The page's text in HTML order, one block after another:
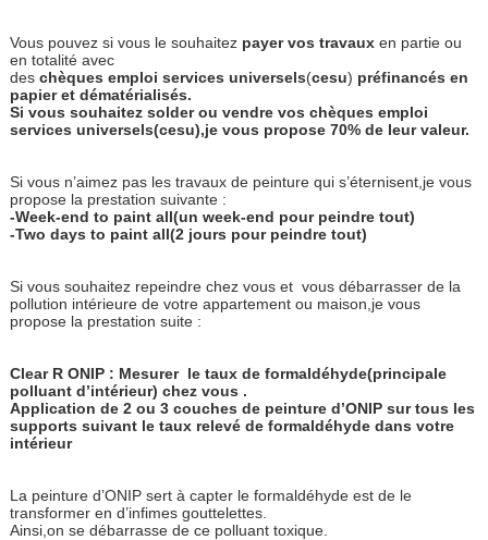
Vous pouvez si vous le souhaitez payer vos travauxen partie ou
en totalité avec
des chèques emploi services universels(cesu) préfinancés en
papier et dématérialisés.
Si vous souhaitez solder ou vendre vos chèques emploi
services universels(cesu),je vous propose 70% de leur valeur.
Si vous n’aimez pas les travaux de peinture qui s’éternisent,je vous
propose la prestation suivante :
-Week-end to paint all(un week-end pour peindre tout)
-Two days to paint all(2 jours pour peindre tout)
Si vous souhaitez repeindre chez vous et vous débarrasser de la
pollution intérieure de votre appartement ou maison,je vous
propose la prestation suite :
Clear R ONIP : Mesurer le taux de formaldéhyde(principale
polluant d’intérieur) chez vous .
Application de 2 ou 3 couches de peinture d’ONIP sur tous les
supports suivant le taux relevé de formaldéhyde dans votre
intérieur
La peinture d’ONIP sert à capter le formaldéhyde est de le
transformer en d’infimes gouttelettes.
Ainsi,on se débarrasse de ce polluant toxique.